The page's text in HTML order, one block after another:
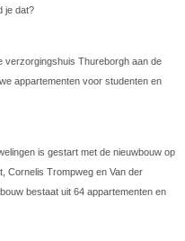
je dat?
verzorgingshuis Thureborgh aan de
appartementen voor studenten en
is gestart met de nieuwbouw op
Cornelis Trompweg en Van der
bestaat uit 64 appartementen en